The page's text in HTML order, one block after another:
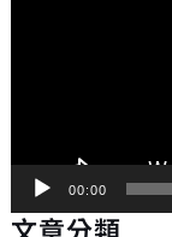
00:00
文章分類